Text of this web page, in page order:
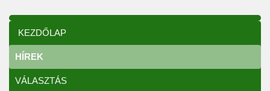
KEZDŐLAP
HÍREK
VÁLASZTÁS